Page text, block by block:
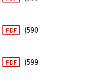
PDF
(590
PDF
(599